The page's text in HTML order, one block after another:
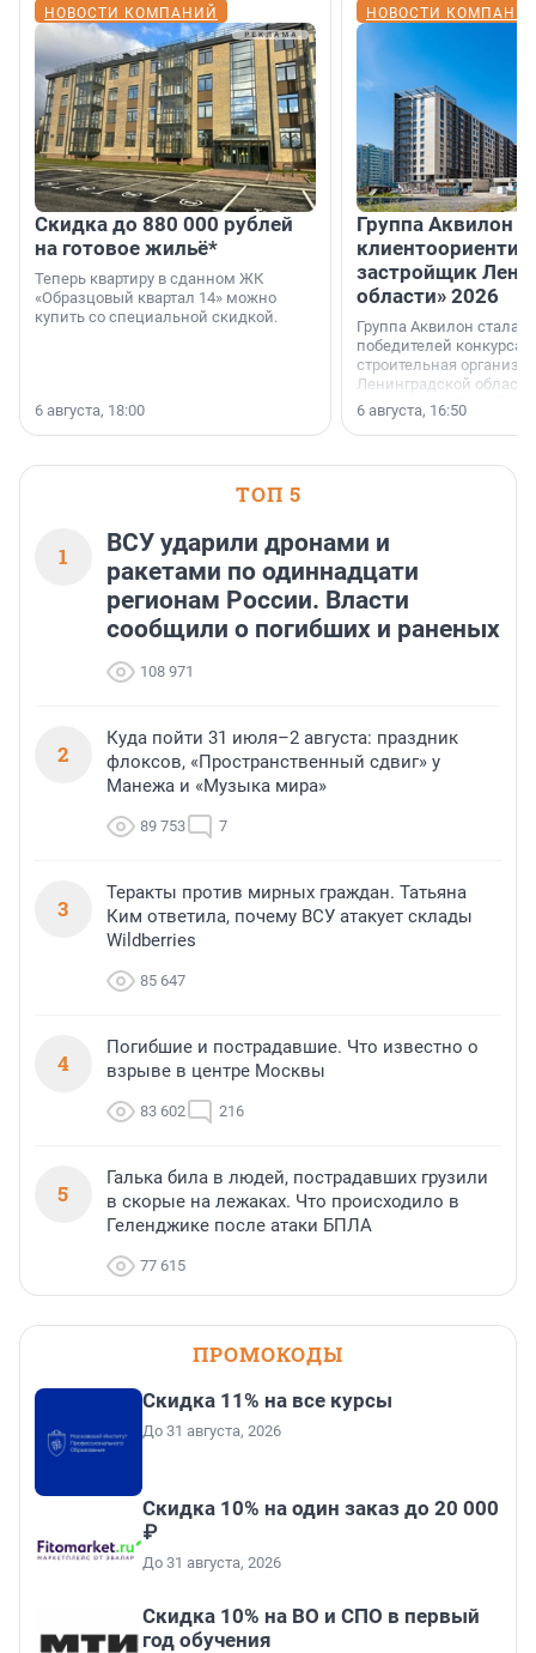
НОВОСТИ КОМПАНИЙ
Скидка до 880 000 рублей
на готовое жильё*
Теперь квартиру в сданном ЖК
«Образцовый квартал 14» можно
купить со специальной скидкой.
6 августа, 18:00
НОВОСТИ
Группа Аквилон
застройщик
области» 2026
Группа Аквилон стала
победителей конкурса
строительная
Ленинградской области
номинации «Самый
застройщик
6 августа, 16:50
ТОП 5
1
ВСУ ударили дронами и
ракетами по одиннадцати
регионам России. Власти
сообщили о погибших и раненых
108 971
2
Куда пойти 31 июля–2 августа: праздник
флоксов, «Пространственный сдвиг» у
Манежа и «Музыка мира»
89 753 7
3
Теракты против мирных граждан. Татьяна
Ким ответила, почему ВСУ атакует склады
Wildberries
85 647
4
Погибшие и пострадавшие. Что известно о
взрыве в центре Москвы
83 602 216
5
Галька била в людей, пострадавших грузили
в скорые на лежаках. Что происходило в
Геленджике после атаки БПЛА
77 615
ПРОМОКОДЫ
Скидка 11% на все курсы
До 31 августа, 2026
Скидка 10% на один заказ до 20 000
₽
До 31 августа, 2026
Скидка 10% на ВО и СПО в первый
год обучения